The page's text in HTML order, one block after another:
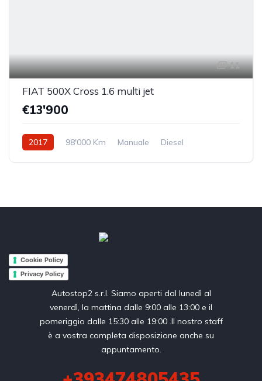
11
FIAT 500X Cross 1.6 multi jet
€13'900
2017 98'000 Km Manuale
Diesel
Cookie Policy
Privacy Policy
Autostop2 s.r.l. Siamo aperti dal lunedì al
venerdì, la mattina dalle 9:00 alle 13:00 e il
pomeriggio dalle 15:30 alle 19:00 .Il nostro staff
è a vostra completa disposizione anche su
appuntamento.